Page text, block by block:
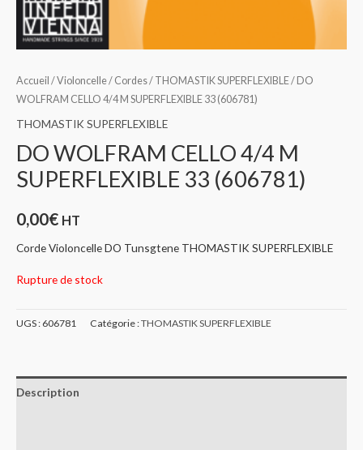
Accueil /Violoncelle/ Cordes/ THOMASTIK SUPERFLEXIBLE/ DO
WOLFRAM CELLO 4/4 M SUPERFLEXIBLE 33 (606781)
THOMASTIK SUPERFLEXIBLE
DO WOLFRAM CELLO 4/4 M
SUPERFLEXIBLE 33 (606781)
0,00€ HT
Corde Violoncelle DO Tunsgtene THOMASTIK SUPERFLEXIBLE
Rupture de stock
UGS : 606781 Catégorie :THOMASTIK SUPERFLEXIBLE
Description